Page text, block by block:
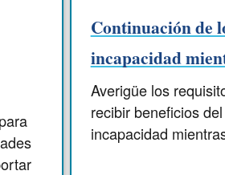
Continuación de
incapacidad
Averigüe los
recibir beneficios
incapacidad